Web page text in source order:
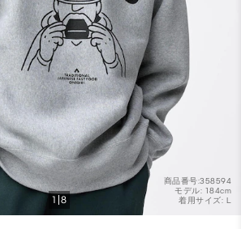
商品番号:358594
モデル: 184cm
着用サイズ: L
1 8